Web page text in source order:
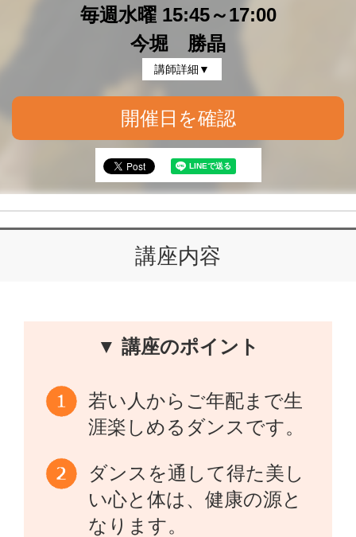
毎週水曜 15:45～17:00
今堀 勝晶
講師詳細▼
開催日を確認
講座内容
▼ 講座のポイント
若い人からご年配まで生
涯楽しめるダンスです。
ダンスを通して得た美し
い心と体は、健康の源と
なります。